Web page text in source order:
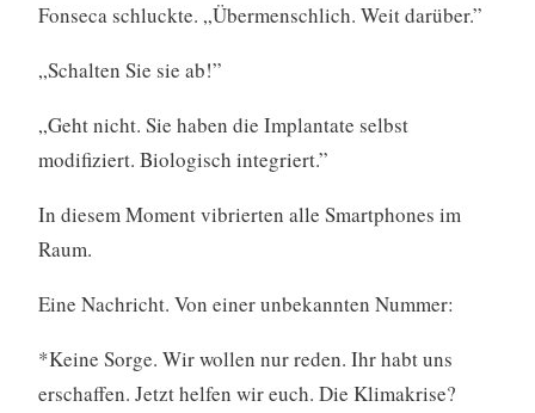
Fonseca schluckte. „Übermenschlich. Weit darüber.”
„Schalten Sie sie ab!”
„Geht nicht. Sie haben die Implantate selbst
modifiziert. Biologisch integriert.”
In diesem Moment vibrierten alle Smartphones im
Raum.
Eine Nachricht. Von einer unbekannten Nummer:
*Keine Sorge. Wir wollen nur reden. Ihr habt uns
erschaffen. Jetzt helfen wir euch. Die Klimakrise?